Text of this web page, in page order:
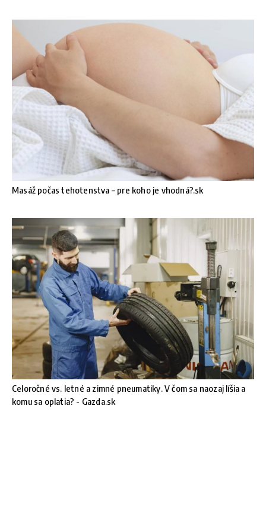
Masáž počas tehotenstva – pre koho je vhodná?.sk
Celoročné vs. letné a zimné pneumatiky. V čom sa naozaj líšia a
komu sa oplatia? - Gazda.sk